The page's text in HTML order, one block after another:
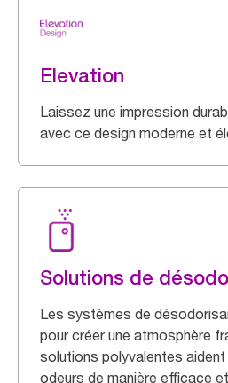
Elevation
Laissez une impression
avec ce design moderne et
Solutions de
Les systèmes de
pour créer une atmosphère
solutions polyvalentes
odeurs de manière efficace